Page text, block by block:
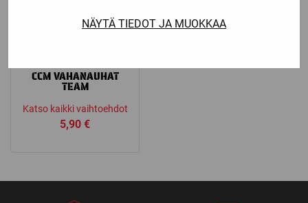
NÄYTÄ TIEDOT JA MUOKKAA
CCM VAHANAUHAT
TEAM
Katso kaikki vaihtoehdot
5,90€